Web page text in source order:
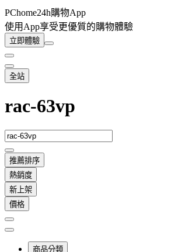
PChome24h購物App
使用App享受更優質的購物體驗
立即體驗
全站
rac-63vp
推薦排序
熱銷度
新上架
價格
商品分類